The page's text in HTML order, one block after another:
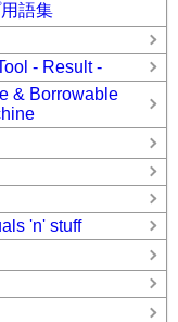
語集
- Result -
& Borrowable
'n' stuff